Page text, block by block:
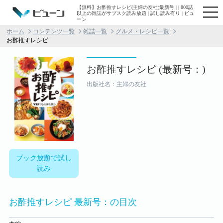
【無料】お酢推すレシピ(主婦の友社)最新号 | | 800誌
以上の雑誌がサブスク読み放題 | 試し読み有り | ビュ
ーン
ホーム コンテンツ一覧 雑誌一覧
グルメ・レシピ一覧
お酢推すレシピ
ブック放題で試し
読み
お酢推すレシピ (最新号：)
出版社名：主婦の友社
お酢推すレシピ 最新号：の目次